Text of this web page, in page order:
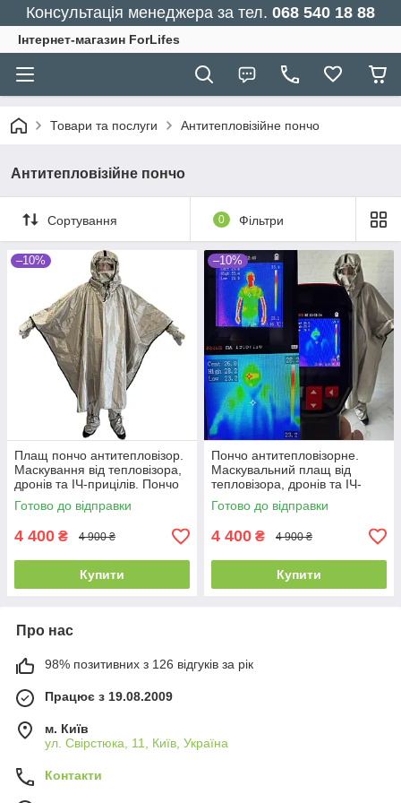
Консультація менеджера за тел. 068 540 18 88
Інтернет-магазин ForLifes
Товари та послуги Антитепловізійне пончо
Антитепловізійне пончо
Сортування 0 Фільтри
–10%
Плащ пончо антитепловізор.
Маскування від тепловізора,
дронів та ІЧ-прицілів. Пончо
літнє. Працює в спеку
Готово до відправки
4 400 ₴ 4 900 ₴
Купити
–10%
Пончо антитепловізорне.
Маскувальний плащ від
тепловізора, дронів та ІЧ-
прицілів. Працює літом в
спеку
Готово до відправки
4 400 ₴ 4 900 ₴
Купити
Про нас
98% позитивних з 126 відгуків за рік
Працює з 19.08.2009
м. Київ
ул. Свірстюка, 11, Київ, Україна
Контакти